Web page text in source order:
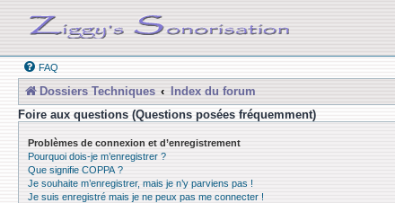
FAQ
Dossiers Techniques
Index du forum
Foire aux questions (Questions posées fréquemment)
Problèmes de connexion et d’enregistrement
Pourquoi dois-je m’enregistrer ?
Que signifie COPPA ?
Je souhaite m’enregistrer, mais je n’y parviens pas !
Je suis enregistré mais je ne peux pas me connecter !